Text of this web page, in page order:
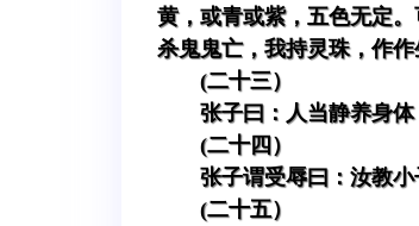
黄，或青或紫，五色无定
杀鬼鬼亡，我持灵珠，作
(二十三）
张子曰：人当静养身
(二十四）
张子谓受辱曰：汝教
(二十五）